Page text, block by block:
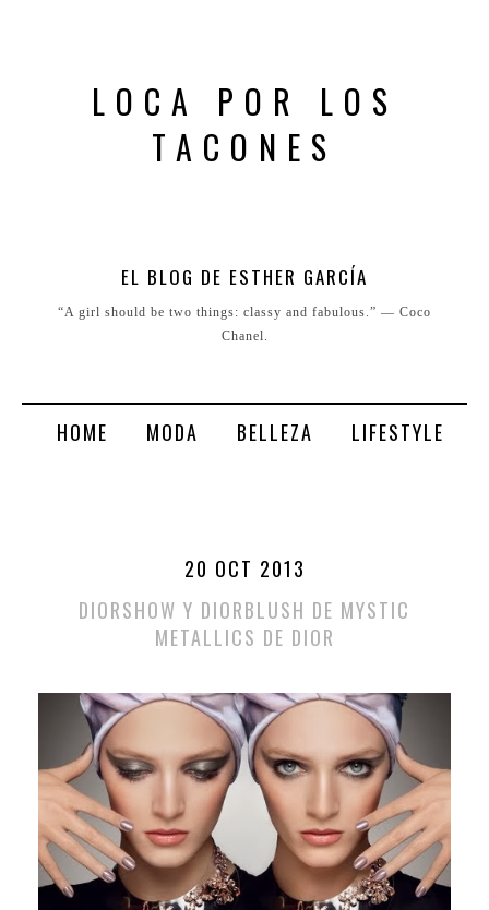
LOCA POR LOS
TACONES
EL BLOG DE ESTHER GARCÍA
“A girl should be two things: classy and fabulous.” ― Coco
Chanel.
HOME MODA BELLEZA LIFESTYLE
20 OCT 2013
DIORSHOW Y DIORBLUSH DE MYSTIC
METALLICS DE DIOR